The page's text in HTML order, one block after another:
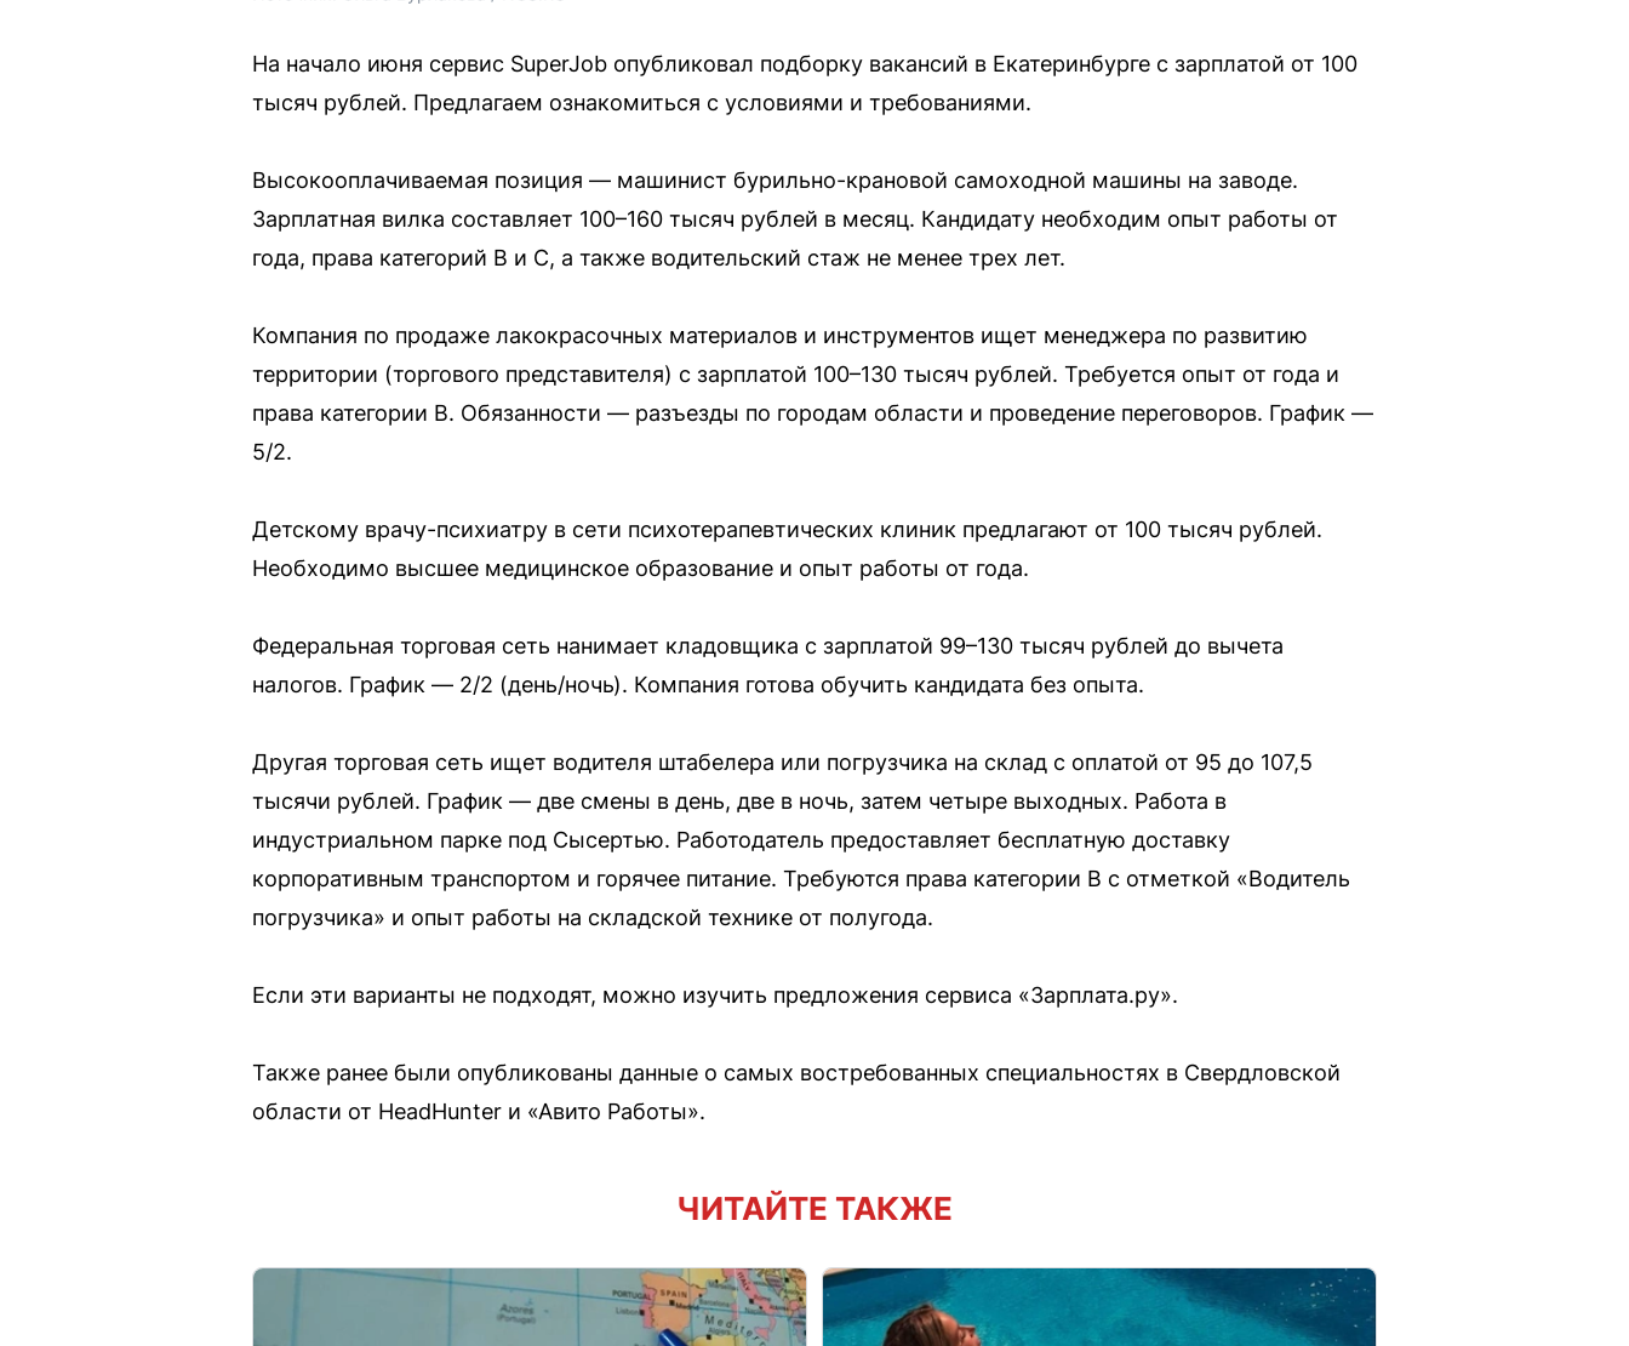
На начало июня сервис SuperJob опубликовал подборку вакансий в Екатеринбурге с зарплатой от 100
тысяч рублей. Предлагаем ознакомиться с условиями и требованиями.
Высокооплачиваемая позиция — машинист бурильно-крановой самоходной машины на заводе.
Зарплатная вилка составляет 100–160 тысяч рублей в месяц. Кандидату необходим опыт работы от
года, права категорий B и C, а также водительский стаж не менее трех лет.
Компания по продаже лакокрасочных материалов и инструментов ищет менеджера по развитию
территории (торгового представителя) с зарплатой 100–130 тысяч рублей. Требуется опыт от года и
права категории B. Обязанности — разъезды по городам области и проведение переговоров. График —
5/2.
Детскому врачу-психиатру в сети психотерапевтических клиник предлагают от 100 тысяч рублей.
Необходимо высшее медицинское образование и опыт работы от года.
Федеральная торговая сеть нанимает кладовщика с зарплатой 99–130 тысяч рублей до вычета
налогов. График — 2/2 (день/ночь). Компания готова обучить кандидата без опыта.
Другая торговая сеть ищет водителя штабелера или погрузчика на склад с оплатой от 95 до 107,5
тысячи рублей. График — две смены в день, две в ночь, затем четыре выходных. Работа в
индустриальном парке под Сысертью. Работодатель предоставляет бесплатную доставку
корпоративным транспортом и горячее питание. Требуются права категории B с отметкой «Водитель
погрузчика» и опыт работы на складской технике от полугода.
Если эти варианты не подходят, можно изучить предложения сервиса «Зарплата.ру».
Также ранее были опубликованы данные о самых востребованных специальностях в Свердловской
области от HeadHunter и «Авито Работы».
ЧИТАЙТЕ ТАКЖЕ